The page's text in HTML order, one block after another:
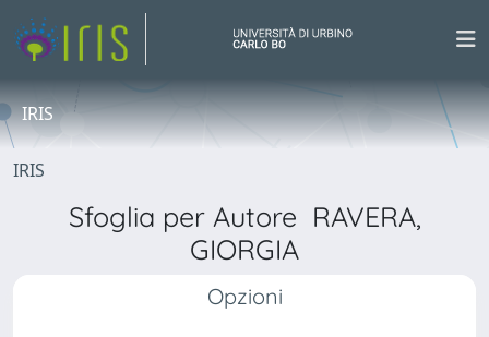
IRIS
IRIS
Sfoglia per Autore RAVERA,
GIORGIA
Opzioni